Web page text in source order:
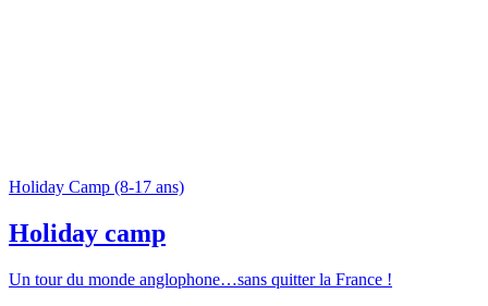
Holiday Camp (8-17 ans)
Holiday camp
Un tour du monde anglophone…sans quitter la France !